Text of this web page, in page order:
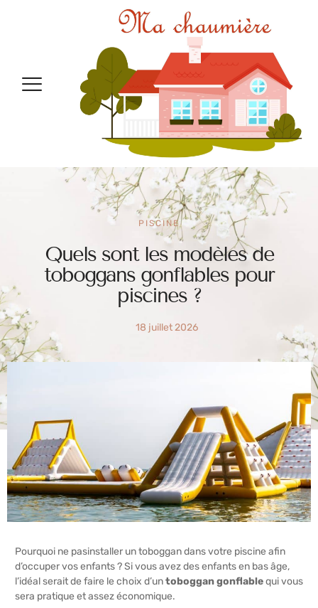
PISCINE
Quels sont les modèles de
toboggans gonflables pour
piscines ?
18 juillet 2026
Pourquoi ne pasinstaller un toboggan dans votre piscine afin
d’occuper vos enfants ? Si vous avez des enfants en bas âge,
l’idéal serait de faire le choix d’untoboggan gonflablequi vous
sera pratique et assez économique.